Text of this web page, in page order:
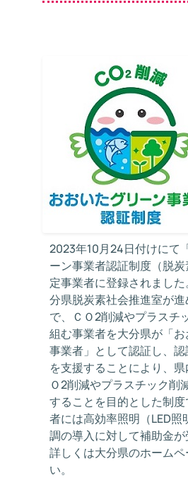
2023年10月24日付けにて
ーン事業者認証制度（脱
定事業者に登録されまし
分県脱炭素社会推進室が
で、ＣＯ2削減やプラスチ
組む事業者を大分県が「
事業者」として認証し、
を支援することにより、
Ｏ2削減やプラスチック削
することを目的とした制
者には高効率照明（LED照
調の導入に対して補助金が
詳しくは大分県のホーム
い。